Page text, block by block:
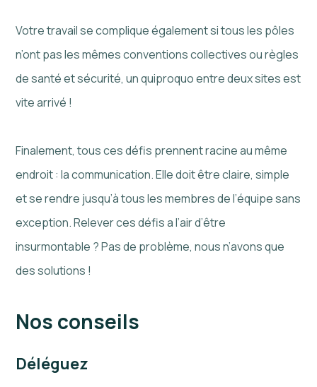
Votre travail se complique également si tous les pôles
n’ont pas les mêmes conventions collectives ou règles
de santé et sécurité, un quiproquo entre deux sites est
vite arrivé !
Finalement, tous ces défis prennent racine au même
endroit : la communication. Elle doit être claire, simple
et se rendre jusqu’à tous les membres de l’équipe sans
exception. Relever ces défis a l’air d’être
insurmontable ? Pas de problème, nous n’avons que
des solutions !
Nos conseils
Déléguez